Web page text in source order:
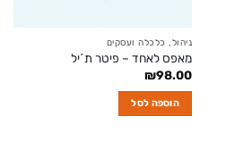
ניהול, כלכלה ועסקים
מאפס לאחד – פיטר ת´יל
₪98.00
הוספה לסל